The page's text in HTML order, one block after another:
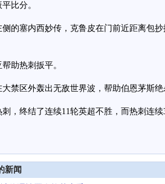
比分。
塞内西妙传，克鲁皮在门前近距离包抄
助热刺扳平。
区外轰出无敌世界波，帮助伯恩茅斯绝
终结了连续11轮英超不胜，而热刺连续
新闻